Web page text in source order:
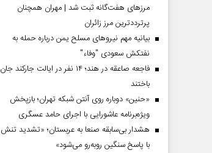
مرزهای هفت‌گانه ثبت شد | مهران همچنان
پرترددترین مرز زائران
بیانیه مهم نیروهای مسلح یمن درباره حمله به
نفتکش سعودی "وفاء"
فاجعه صاعقه در هند؛ ۱۴ نفر در ایالت جارکند جان
باختند
«حنین» دوباره روی آنتن شبکه تهران؛ بازپخش
ویژه‌برنامه عاشورایی با اجرای حامد عسگری
هشدار بی‌سابقه صنعا به عربستان؛ «تشدید تنش
با پاسخ سنگین روبه‌رو می‌شود»